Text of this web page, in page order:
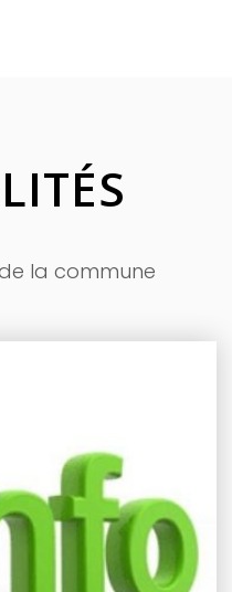
la commune